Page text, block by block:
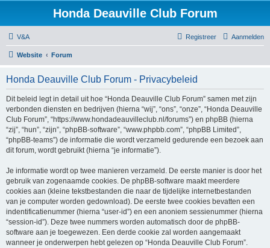
Honda Deauville Club Forum
V&A Aanmelden
Registreer
Website Forum
Honda Deauville Club Forum - Privacybeleid
Dit beleid legt in detail uit hoe “Honda Deauville Club Forum” samen met zijn
verbonden diensten en bedrijven (hierna “wij”, “ons”, “onze”, “Honda Deauville
Club Forum”, “https://www.hondadeauvilleclub.nl/forums”) en phpBB (hierna
“zij”, “hun”, “zijn”, “phpBB-software”, “www.phpbb.com”, “phpBB Limited”,
“phpBB-teams”) de informatie die wordt verzameld gedurende een bezoek aan
dit forum, wordt gebruikt (hierna “je informatie”).
Je informatie wordt op twee manieren verzameld. De eerste manier is door het
gebruik van zogenaamde cookies. De phpBB-software maakt meerdere
cookies aan (kleine tekstbestanden die naar de tijdelijke internetbestanden
van je computer worden gedownload). De eerste twee cookies bevatten een
indentificatienummer (hierna “user-id”) en een anoniem sessienummer (hierna
“session-id”). Deze twee nummers worden automatisch door de phpBB-
software aan je toegewezen. Een derde cookie zal worden aangemaakt
wanneer je onderwerpen hebt gelezen op “Honda Deauville Club Forum”.